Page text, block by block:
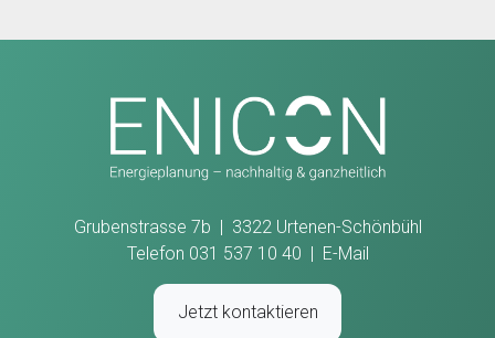
Grubenstrasse 7b | 3322 Urtenen-Schönbühl
Telefon 031 537 10 40 | E-Mail
Jetzt kontaktieren